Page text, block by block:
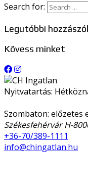
Search for:
Legutóbbi
Kövess minket
Nyitvatartás:
Szombaton: előzetes
Székesfehérvár H-
+36-70/389-1111
info@chingatlan.hu